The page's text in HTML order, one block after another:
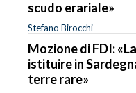
scudo erariale»
Stefano Birocchi
Mozione di FDI:
istituire in
terre rare»